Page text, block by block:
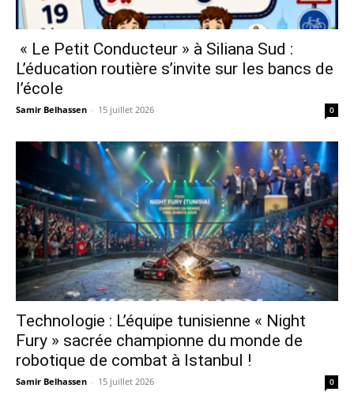
« Le Petit Conducteur » à Siliana Sud :
L’éducation routière s’invite sur les bancs de
l’école
Samir Belhassen - 15 juillet 2026 0
Technologie : L’équipe tunisienne « Night
Fury » sacrée championne du monde de
robotique de combat à Istanbul !
Samir Belhassen - 15 juillet 2026 0